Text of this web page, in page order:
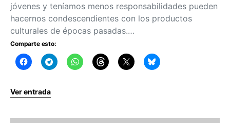
jóvenes y teníamos menos responsabilidades pueden
hacernos condescendientes con los productos
culturales de épocas pasadas.…
Comparte esto:
Ver entrada